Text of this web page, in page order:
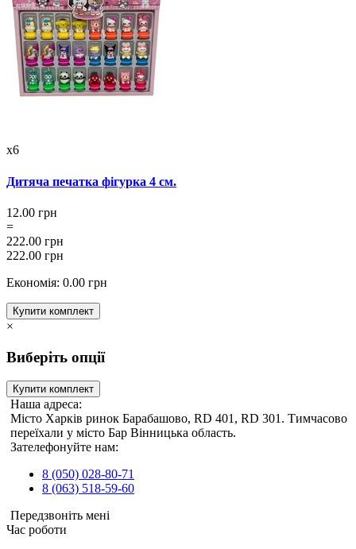
x6
Дитяча печатка фігурка 4 см.
12.00 грн
=
222.00 грн
222.00 грн
Економія: 0.00 грн
Купити комплект
×
Виберіть опції
Купити комплект
Наша адреса:
Місто Харків ринок Барабашово, RD 401, RD 301. Тимчасово
переїхали у місто Бар Вінницька область.
Зателефонуйте нам:
8 (050) 028-80-71
8 (063) 518-59-60
Передзвоніть мені
Час роботи